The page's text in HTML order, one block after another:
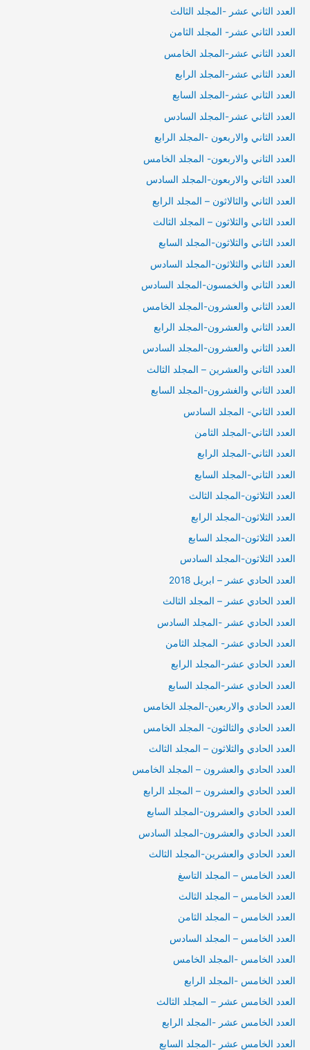
العدد الثاني عشر -المجلد الثالث
العدد الثاني عشر- المجلد الثامن
العدد الثاني عشر-المجلد الخامس
العدد الثاني عشر-المجلد الرابع
العدد الثاني عشر-المجلد السابع
العدد الثاني عشر-المجلد السادس
العدد الثاني والاربعون -المجلد الرابع
العدد الثاني والاربعون- المجلد الخامس
العدد الثاني والاربعون-المجلد السادس
العدد الثاني والثالاثون – المجلد الرابع
العدد الثاني والثلاثون – المجلد الثالث
العدد الثاني والثلاثون-المجلد السابع
العدد الثاني والثلاثون-المجلد السادس
العدد الثاني والخمسون-المجلد السادس
العدد الثاني والعشرون-المجلد الخامس
العدد الثاني والعشرون-المجلد الرابع
العدد الثاني والعشرون-المجلد السادس
العدد الثاني والعشرين – المجلد الثالث
العدد الثاني والغشرون-المجلد السابع
العدد الثاني- المجلد السادس
العدد الثاني-المجلد الثامن
العدد الثاني-المجلد الرابع
العدد الثاني-المجلد السابع
العدد الثلاثون-المجلد الثالث
العدد الثلاثون-المجلد الرابع
العدد الثلاثون-المجلد السابع
العدد الثلاثون-المجلد السادس
العدد الحادي عشر – ابريل 2018
العدد الحادي عشر – المجلد الثالث
العدد الحادي عشر -المجلد السادس
العدد الحادي عشر- المجلد الثامن
العدد الحادي عشر-المجلد الرابع
العدد الحادي عشر-المجلد السابع
العدد الحادي والاربعين-المجلد الخامس
العدد الحادي والثالثون- المجلد الخامس
العدد الحادي والثلاثون – المجلد الثالث
العدد الحادي والعشرون – المجلد الخامس
العدد الحادي والعشرون – المجلد الرابع
العدد الحادي والعشرون-المجلد السابع
العدد الحادي والعشرون-المجلد السادس
العدد الحادي والعشرين-المجلد الثالث
العدد الخامس – المجلد التاسغ
العدد الخامس – المجلد الثالث
العدد الخامس – المجلد الثامن
العدد الخامس – المجلد السادس
العدد الخامس -المجلد الخامس
العدد الخامس -المجلد الرابع
العدد الخامس عشر – المجلد الثالث
العدد الخامس عشر -المجلد الرابع
العدد الخامس عشر -المجلد السابع